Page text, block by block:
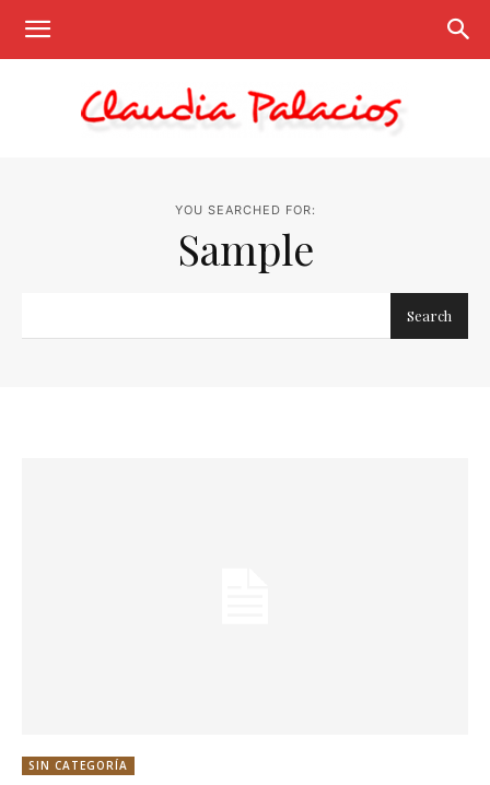
YOU SEARCHED FOR:
Sample
Search
SIN CATEGORÍA